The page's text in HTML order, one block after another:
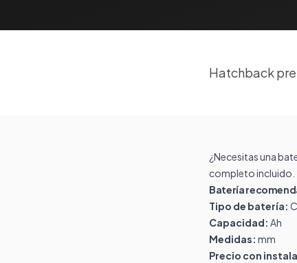
Hatchback
¿Necesitas una
completo incluido.
Batería
Tipo de batería:
Capacidad: Ah
Medidas: mm
Precio con